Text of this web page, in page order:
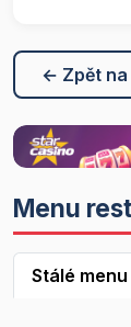
← Zpět
Menu
Stálé menu